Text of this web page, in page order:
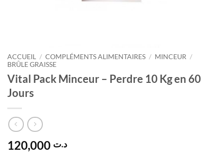
ACCUEIL / COMPLÉMENTS ALIMENTAIRES / MINCEUR /
BRÛLE GRAISSE
Vital Pack Minceur – Perdre 10 Kg en 60
Jours
د.ت